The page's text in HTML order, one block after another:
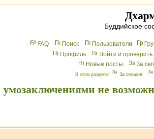
Буддийское
FAQ Поиск Пользователи
Профиль
Войти и
Новые посты
За
В этом разделе: За сегодня
не